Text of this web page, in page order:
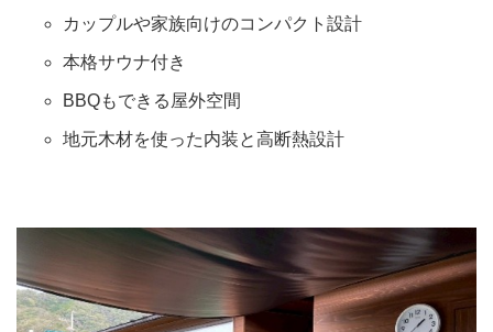
カップルや家族向けのコンパクト設計
本格サウナ付き
BBQもできる屋外空間
地元木材を使った内装と高断熱設計